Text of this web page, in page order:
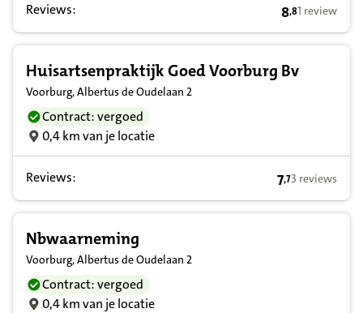
Reviews: 8,8 op basis
8,81 review
Huisartsenpraktijk Goed Voorburg Bv
Voorburg, Albertus de Oudelaan 2
Contract: vergoed
0,4 km van je locatie
Reviews: 7,7 op basis
7,73 reviews
Nbwaarneming
Voorburg, Albertus de Oudelaan 2
Contract: vergoed
0,4 km van je locatie